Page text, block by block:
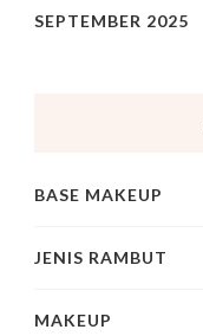
SEPTEMBER 2025
BASE MAKEUP
JENIS RAMBUT
MAKEUP